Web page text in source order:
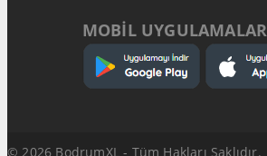
MOBİL UYGULAMALAR
© 2026 BodrumXL - Tüm Hakları Saklıdır.